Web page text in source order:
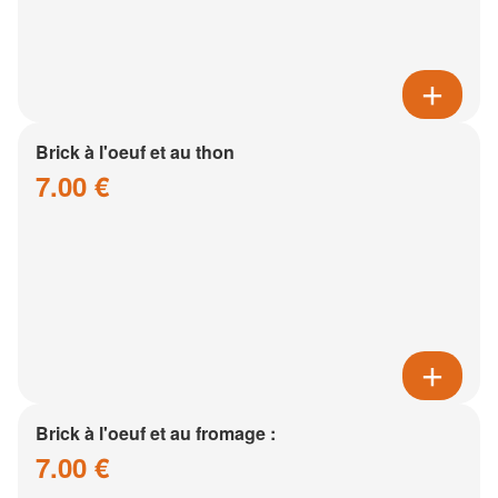
Brick à l'oeuf et au thon
7.00 €
Brick à l'oeuf et au fromage :
7.00 €